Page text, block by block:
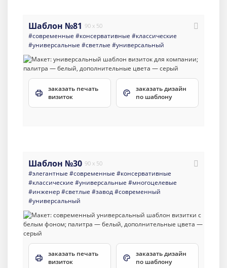
Шаблон №81 90 x 50
#современные #консервативные #классические
#универсальные #светлые #универсальный
заказать печать
визиток
заказать дизайн
по шаблону
Шаблон №30 90 x 50
#элегантные #современные #консервативные
#классические #универсальные #многоцелевые
#инженер#светлые #завод#современный
#универсальный
заказать печать
визиток
заказать дизайн
по шаблону